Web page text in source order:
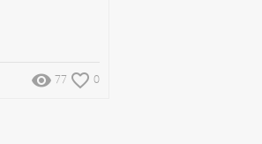
remove_red_eye 77 favorite_border 0